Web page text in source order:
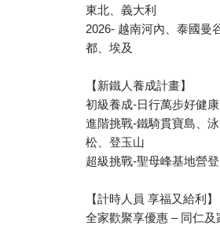
東北、義大利
2026- 越南河內、泰國曼
都、埃及
【新鐵人養成計畫】
初級養成-日行萬步好健康
進階挑戰-鐵騎貫寶島、
松、登玉山
超級挑戰-聖母峰基地營
【計時人員 享福又給利】
全家歡聚享優惠 – 同仁